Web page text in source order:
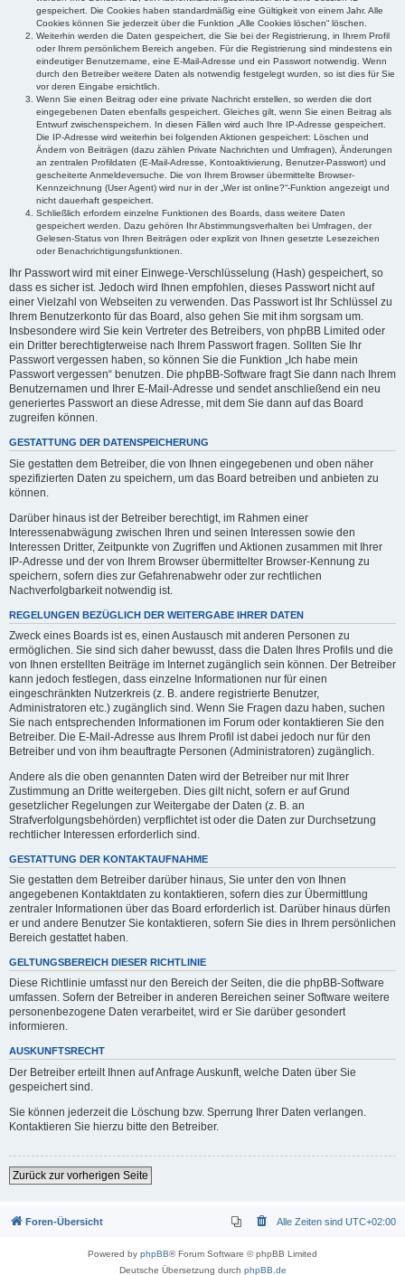
gespeichert. Die Cookies haben standardmäßig eine Gültigkeit von einem Jahr. Alle
Cookies können Sie jederzeit über die Funktion „Alle Cookies löschen“ löschen.
Weiterhin werden die Daten gespeichert, die Sie bei der Registrierung, in Ihrem Profil
oder Ihrem persönlichem Bereich angeben. Für die Registrierung sind mindestens ein
eindeutiger Benutzername, eine E-Mail-Adresse und ein Passwort notwendig. Wenn
durch den Betreiber weitere Daten als notwendig festgelegt wurden, so ist dies für Sie
vor deren Eingabe ersichtlich.
Wenn Sie einen Beitrag oder eine private Nachricht erstellen, so werden die dort
eingegebenen Daten ebenfalls gespeichert. Gleiches gilt, wenn Sie einen Beitrag als
Entwurf zwischenspeichern. In diesen Fällen wird auch Ihre IP-Adresse gespeichert.
Die IP-Adresse wird weiterhin bei folgenden Aktionen gespeichert: Löschen und
Ändern von Beiträgen (dazu zählen Private Nachrichten und Umfragen), Änderungen
an zentralen Profildaten (E-Mail-Adresse, Kontoaktivierung, Benutzer-Passwort) und
gescheiterte Anmeldeversuche. Die von Ihrem Browser übermittelte Browser-
Kennzeichnung (User Agent) wird nur in der „Wer ist online?“-Funktion angezeigt und
nicht dauerhaft gespeichert.
Schließlich erfordern einzelne Funktionen des Boards, dass weitere Daten
gespeichert werden. Dazu gehören Ihr Abstimmungsverhalten bei Umfragen, der
Gelesen-Status von Ihren Beiträgen oder explizit von Ihnen gesetzte Lesezeichen
oder Benachrichtigungsfunktionen.
Ihr Passwort wird mit einer Einwege-Verschlüsselung (Hash) gespeichert, so
dass es sicher ist. Jedoch wird Ihnen empfohlen, dieses Passwort nicht auf
einer Vielzahl von Webseiten zu verwenden. Das Passwort ist Ihr Schlüssel zu
Ihrem Benutzerkonto für das Board, also gehen Sie mit ihm sorgsam um.
Insbesondere wird Sie kein Vertreter des Betreibers, von phpBB Limited oder
ein Dritter berechtigterweise nach Ihrem Passwort fragen. Sollten Sie Ihr
Passwort vergessen haben, so können Sie die Funktion „Ich habe mein
Passwort vergessen“ benutzen. Die phpBB-Software fragt Sie dann nach Ihrem
Benutzernamen und Ihrer E-Mail-Adresse und sendet anschließend ein neu
generiertes Passwort an diese Adresse, mit dem Sie dann auf das Board
zugreifen können.
GESTATTUNG DER DATENSPEICHERUNG
Sie gestatten dem Betreiber, die von Ihnen eingegebenen und oben näher
spezifizierten Daten zu speichern, um das Board betreiben und anbieten zu
können.
Darüber hinaus ist der Betreiber berechtigt, im Rahmen einer
Interessenabwägung zwischen Ihren und seinen Interessen sowie den
Interessen Dritter, Zeitpunkte von Zugriffen und Aktionen zusammen mit Ihrer
IP-Adresse und der von Ihrem Browser übermittelter Browser-Kennung zu
speichern, sofern dies zur Gefahrenabwehr oder zur rechtlichen
Nachverfolgbarkeit notwendig ist.
REGELUNGEN BEZÜGLICH DER WEITERGABE IHRER DATEN
Zweck eines Boards ist es, einen Austausch mit anderen Personen zu
ermöglichen. Sie sind sich daher bewusst, dass die Daten Ihres Profils und die
von Ihnen erstellten Beiträge im Internet zugänglich sein können. Der Betreiber
kann jedoch festlegen, dass einzelne Informationen nur für einen
eingeschränkten Nutzerkreis (z. B. andere registrierte Benutzer,
Administratoren etc.) zugänglich sind. Wenn Sie Fragen dazu haben, suchen
Sie nach entsprechenden Informationen im Forum oder kontaktieren Sie den
Betreiber. Die E-Mail-Adresse aus Ihrem Profil ist dabei jedoch nur für den
Betreiber und von ihm beauftragte Personen (Administratoren) zugänglich.
Andere als die oben genannten Daten wird der Betreiber nur mit Ihrer
Zustimmung an Dritte weitergeben. Dies gilt nicht, sofern er auf Grund
gesetzlicher Regelungen zur Weitergabe der Daten (z. B. an
Strafverfolgungsbehörden) verpflichtet ist oder die Daten zur Durchsetzung
rechtlicher Interessen erforderlich sind.
GESTATTUNG DER KONTAKTAUFNAHME
Sie gestatten dem Betreiber darüber hinaus, Sie unter den von Ihnen
angegebenen Kontaktdaten zu kontaktieren, sofern dies zur Übermittlung
zentraler Informationen über das Board erforderlich ist. Darüber hinaus dürfen
er und andere Benutzer Sie kontaktieren, sofern Sie dies in Ihrem persönlichen
Bereich gestattet haben.
GELTUNGSBEREICH DIESER RICHTLINIE
Diese Richtlinie umfasst nur den Bereich der Seiten, die die phpBB-Software
umfassen. Sofern der Betreiber in anderen Bereichen seiner Software weitere
personenbezogene Daten verarbeitet, wird er Sie darüber gesondert
informieren.
AUSKUNFTSRECHT
Der Betreiber erteilt Ihnen auf Anfrage Auskunft, welche Daten über Sie
gespeichert sind.
Sie können jederzeit die Löschung bzw. Sperrung Ihrer Daten verlangen.
Kontaktieren Sie hierzu bitte den Betreiber.
Zurück zur vorherigen Seite
Foren-Übersicht Alle Zeiten sind UTC+02:00
Powered by phpBB® Forum Software © phpBB Limited
Deutsche Übersetzung durch phpBB.de